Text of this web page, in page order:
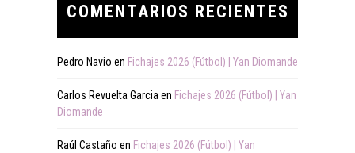
COMENTARIOS RECIENTES
Pedro Navio en Fichajes 2026 (Fútbol) | Yan Diomande
Carlos Revuelta Garcia en Fichajes 2026 (Fútbol) | Yan
Diomande
Raúl Castaño en Fichajes 2026 (Fútbol) | Yan